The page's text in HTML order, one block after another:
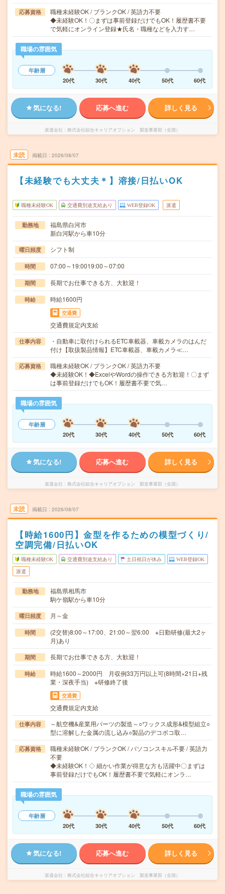
応募資格
職種未経験OK / ブランクOK / 英語力不要
◆未経験OK！〇まずは事前登録だけでもOK！履歴書不要
で気軽にオンライン登録★氏名・職種などを入力す…
職場の雰囲気
年齢層
20代
30代 40代 50代 60代
気になる! 応募へ進む 詳しく見る
派遣会社 株式会社綜合キャリアオプション 製造事業部（全国）
未読 掲載日 2026/08/07
【未経験でも大丈夫＊】溶接/日払いOK
職種未経験OK 交通費別途支給あり WEB登録OK 派遣
勤務地
福島県白河市
新白河駅から車10分
曜日頻度 シフト制
時間 07:00～19:0019:00～07:00
期間 長期でお仕事できる方、大歓迎！
時給 時給1600円
交通費
交通費規定内支給
仕事内容
・自動車に取付けられるETC車載器、車載カメラのはんだ
付け【取扱製品情報】ETC車載器、車載カメラ≪…
応募資格
職種未経験OK / ブランクOK / 英語力不要
◆未経験OK！◆ExcelやWordの操作できる方歓迎！〇まず
は事前登録だけでもOK！履歴書不要で気…
職場の雰囲気
年齢層
20代
30代 40代 50代 60代
気になる! 応募へ進む 詳しく見る
派遣会社 株式会社綜合キャリアオプション 製造事業部（全国）
未読 掲載日 2026/08/07
【時給1600円】金型を作るための模型づくり/
空調完備/日払いOK
職種未経験OK 交通費別途支給あり 土日祝日が休み WEB登録OK
派遣
勤務地
福島県相馬市
駒ケ嶺駅から車10分
曜日頻度 月～金
時間
(2交替)8:00～17:00、21:00～翌6:00 ※日勤研修(最大2ヶ
月)あり
期間 長期でお仕事できる方、大歓迎！
時給
時給1600～2000円 月収例33万円以上可(8時間×21日+残
業・深夜手当) ※研修終了後
交通費
交通費規定内支給
仕事内容
～航空機&産業用パーツの製造～○ワックス成形&模型組立○
型に溶解した金属の流し込み○製品のデコボコ取…
応募資格
職種未経験OK / ブランクOK / パソコンスキル不要 / 英語力
不要
◆未経験OK！◇ 細かい作業が得意な方も活躍中〇まずは
事前登録だけでもOK！履歴書不要で気軽にオンラ…
職場の雰囲気
年齢層
20代
30代 40代 50代 60代
気になる! 応募へ進む 詳しく見る
派遣会社 株式会社綜合キャリアオプション 製造事業部（全国）